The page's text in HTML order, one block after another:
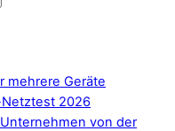
mehrere Geräte
2026
von der